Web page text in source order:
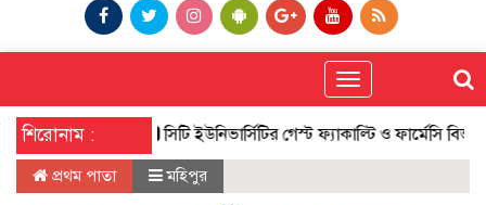
Toggle
navigation
শিরোনাম : সিটি ইউনিভার্সিটির গেস্ট ফ্যাকাল্টি ও ফার্মেসি
প্রথম পাতা মহিপুর